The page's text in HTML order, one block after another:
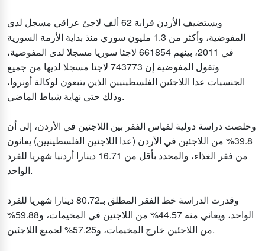
ويستضيف الأردن قرابة 62 ألف لاجئ عراقي مسجل لدى
المفوضية، وأكثر من 1.3 مليون سوري منذ بداية الأزمة السورية
في 2011، بينهم 661854 لاجئا سوريا مسجلا لدى المفوضية،
وتقول المفوضية إن 743773 لاجئا مسجلا لديها من جميع
الجنسيات عدا اللاجئين الفلسطينيين الذين يتبعون لوكالة أونروا،
وذلك حتى نهاية شباط الماضي.
وخلصت دراسة دولية لقياس الفقر بين اللاجئين في الأردن، إلى أن
39.8% من اللاجئين في الأردن (عدا اللاجئين الفلسطينيين) يعانون
من فقر الغذاء، والمحدد بأقل من 16.71 دينارا أردنيا شهريا للفرد
الواحد.
وقدرت الدراسة خط الفقر المطلق بـ80.72 دينارا شهريا للفرد
الواحد، ويعاني منه 44.57% من اللاجئين في المخيمات، و59.88%
من اللاجئين خارج المخيمات، و57.25% لجميع اللاجئين.